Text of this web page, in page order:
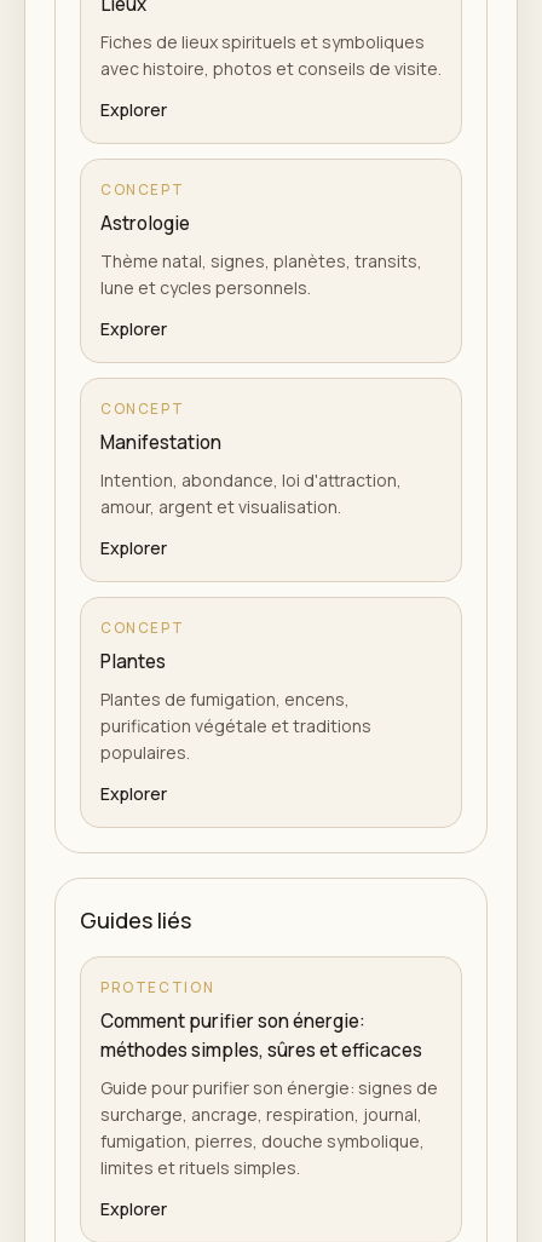
Fiches de lieux spirituels et symboliques
avec histoire, photos et conseils de visite.
Explorer
CONCEPT
Astrologie
Thème natal, signes, planètes, transits,
lune et cycles personnels.
Explorer
CONCEPT
Manifestation
Intention, abondance, loi d'attraction,
amour, argent et visualisation.
Explorer
CONCEPT
Plantes
Plantes de fumigation, encens,
purification végétale et traditions
populaires.
Explorer
Guides liés
PROTECTION
Comment purifier son énergie:
méthodes simples, sûres et efficaces
Guide pour purifier son énergie: signes de
surcharge, ancrage, respiration, journal,
fumigation, pierres, douche symbolique,
limites et rituels simples.
Explorer